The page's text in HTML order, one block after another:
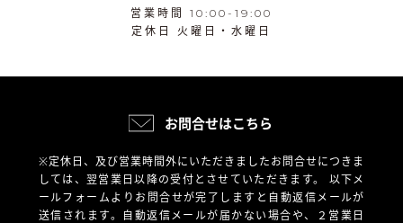
営業時間 10:00-19:00
定休日 火曜日・水曜日
お問合せはこちら
※定休日、及び営業時間外にいただきましたお問合せにつきま
しては、翌営業日以降の受付とさせていただきます。 以下メ
ールフォームよりお問合せが完了しますと自動返信メールが
送信されます。自動返信メールが届かない場合や、
２営業日